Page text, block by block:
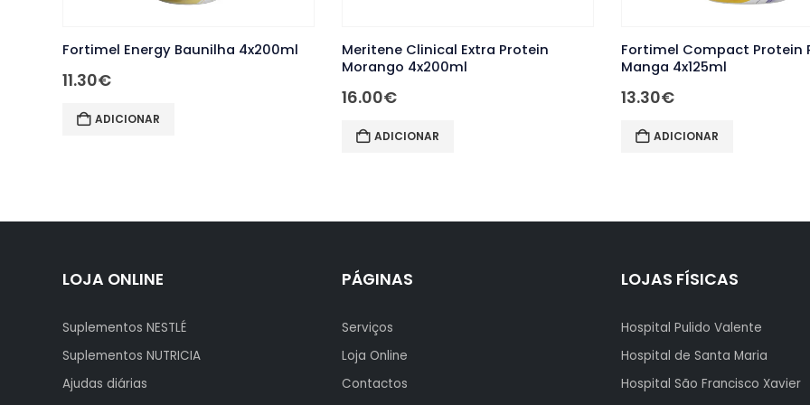
Baunilha 4x200ml
Meritene Clinical Extra Protein
Morango 4x200ml
Fortimel Compact Protein Pessego-
LOJA ONLINE
Suplementos NESTLÉ
Suplementos NUTRICIA
Ajudas diárias
PÁGINAS
Serviços
Loja Online
Contactos
LOJAS FÍSICAS
Hospital Pulido Valente
Hospital de Santa Maria
Hospital São Francisco Xavier